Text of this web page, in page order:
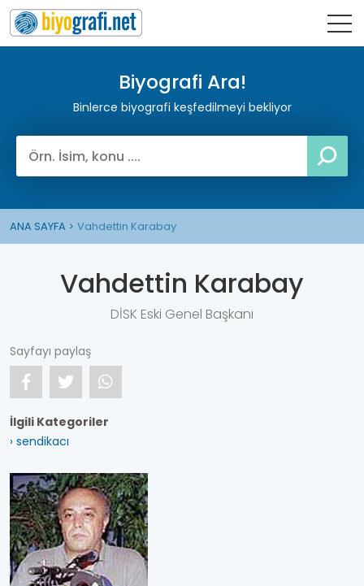
Biyografi Ara!
Binlerce biyografi keşfedilmeyi bekliyor
ANA SAYFA Vahdettin Karabay
Vahdettin Karabay
DİSK Eski Genel Başkanı
Sayfayı paylaş
İlgili Kategoriler
› sendikacı